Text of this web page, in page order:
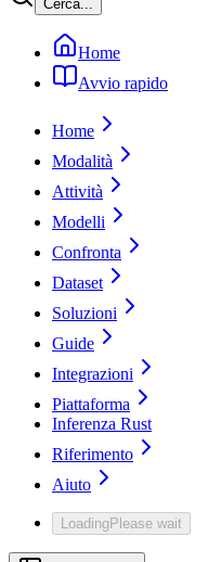
Cerca...
Home
Avvio rapido
Home
Modalità
Attività
Modelli
Confronta
Dataset
Soluzioni
Guide
Integrazioni
Piattaforma
Inferenza Rust
Riferimento
Aiuto
LoadingPlease wait